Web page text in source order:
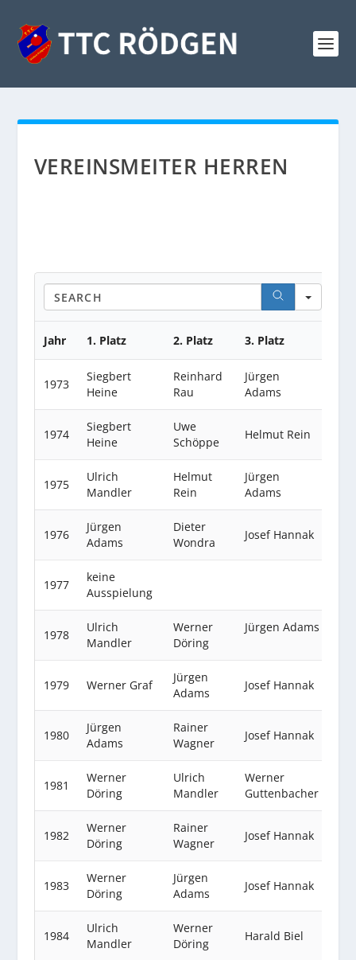
VEREINSMEITER HERREN
Jahr 1. Platz 2. Platz 3. Platz
1973
Siegbert
Heine
Reinhard
Rau
Jürgen
Adams
1974
Siegbert
Heine
Uwe
Schöppe
Helmut Rein
1975
Ulrich
Mandler
Helmut
Rein
Jürgen
Adams
1976
Jürgen
Adams
Dieter
Wondra
Josef Hannak
1977
keine
Ausspielung
1978
Ulrich
Mandler
Werner
Döring
Jürgen Adams
1979 Werner Graf
Jürgen
Adams
Josef Hannak
1980
Jürgen
Adams
Rainer
Wagner
Josef Hannak
1981
Werner
Döring
Ulrich
Mandler
Werner
Guttenbacher
1982
Werner
Döring
Rainer
Wagner
Josef Hannak
1983
Werner
Döring
Jürgen
Adams
Josef Hannak
1984
Ulrich
Mandler
Werner
Döring
Harald Biel